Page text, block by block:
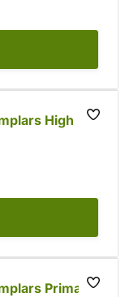
High
Primaris